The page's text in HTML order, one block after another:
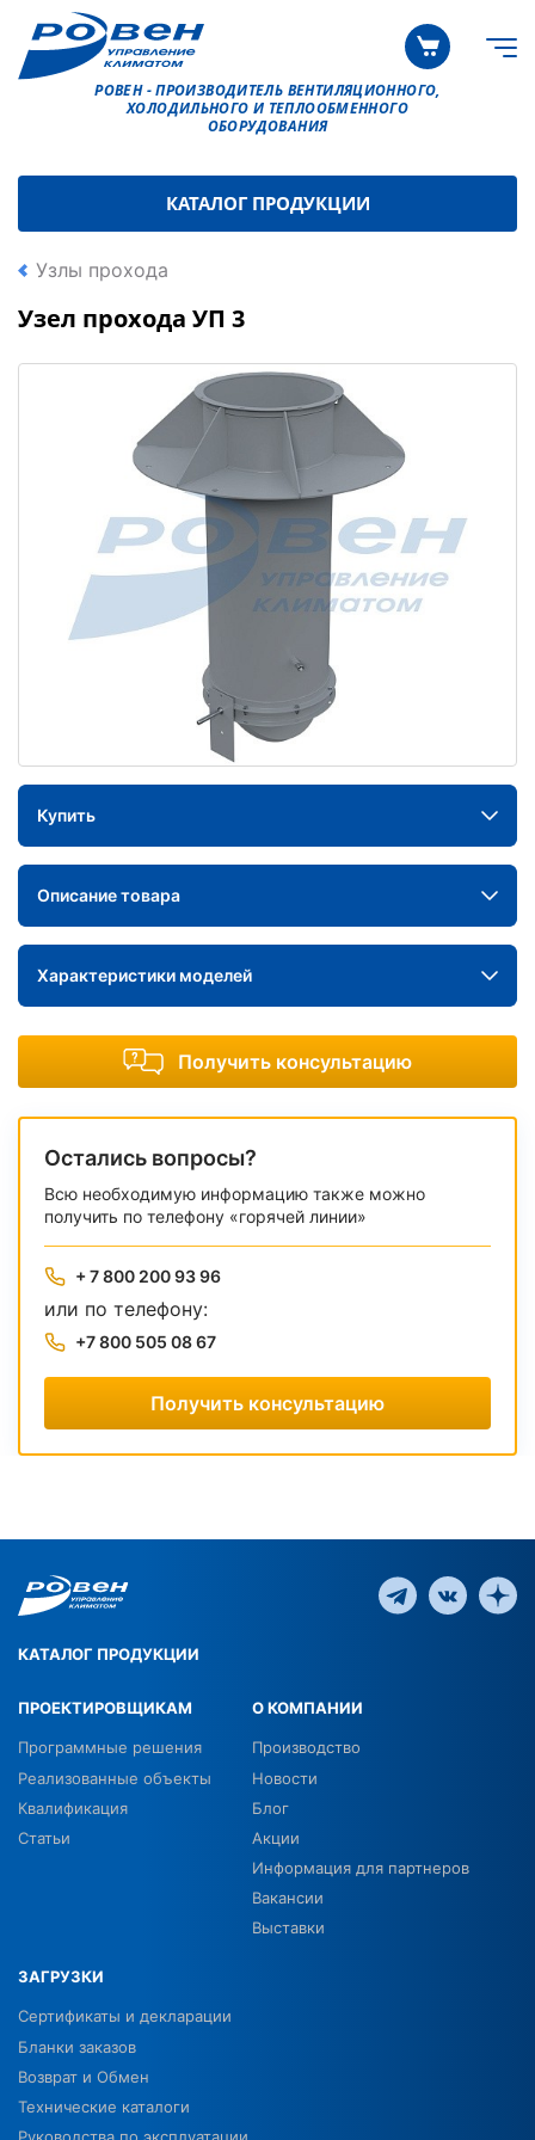
РОВЕН - ПРОИЗВОДИТЕЛЬ ВЕНТИЛЯЦИОННОГО,
ХОЛОДИЛЬНОГО И ТЕПЛООБМЕННОГО
ОБОРУДОВАНИЯ
КАТАЛОГ ПРОДУКЦИИ
Узлы прохода
Узел прохода УП 3
Купить
Описание товара
Характеристики моделей
Получить консультацию
Остались вопросы?
Всю необходимую информацию также можно
получить по телефону «горячей линии»
+ 7 800 200 93 96
или по телефону:
+7 800 505 08 67
Получить консультацию
КАТАЛОГ ПРОДУКЦИИ
ПРОЕКТИРОВЩИКАМ
Программные решения
Реализованные объекты
Квалификация
Статьи
О КОМПАНИИ
Производство
Новости
Блог
Акции
Информация для партнеров
Вакансии
Выставки
ЗАГРУЗКИ
Сертификаты и декларации
Бланки заказов
Возврат и Обмен
Технические каталоги